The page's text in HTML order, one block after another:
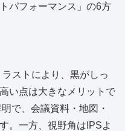
パフォーマンス」の6方
ストにより、黒がしっ
い点は大きなメリットで
で、会議資料・地図・
。一方、視野角はIPSよ